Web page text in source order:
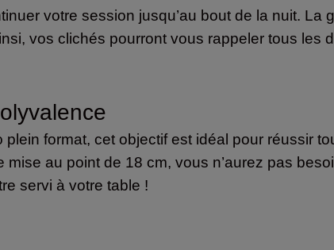
votre session jusqu’au bout de la nuit. La
vos clichés pourront vous rappeler tous les
format, cet objectif est idéal pour réussir
au point de 18 cm, vous n’aurez pas
servi à votre table !